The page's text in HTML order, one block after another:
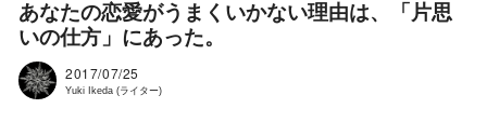
あなたの恋愛がうまくいかない理由は、「片思
いの仕方」にあった。
2017/07/25
Yuki Ikeda (ライター)